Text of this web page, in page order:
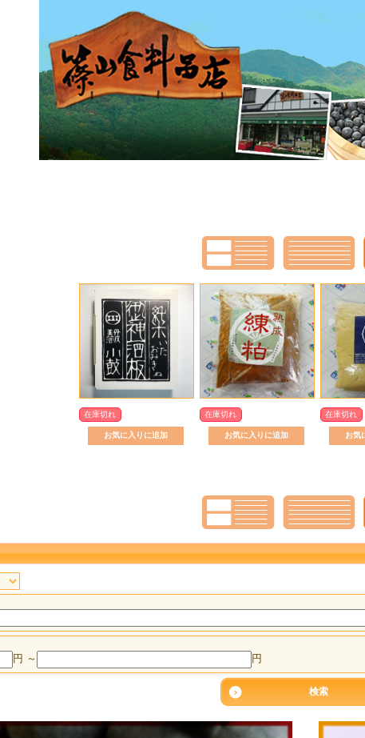
在庫切れ 在庫切れ 在庫切れ
円 ～ 円